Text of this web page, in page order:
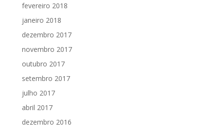
fevereiro 2018
janeiro 2018
dezembro 2017
novembro 2017
outubro 2017
setembro 2017
julho 2017
abril 2017
dezembro 2016